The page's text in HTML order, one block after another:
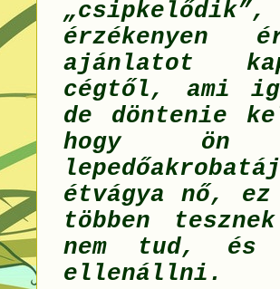
ajánlatot
cégtől, ami
de döntenie
hogy
étvágya nő,
többen
nem tud,
ellenállni.